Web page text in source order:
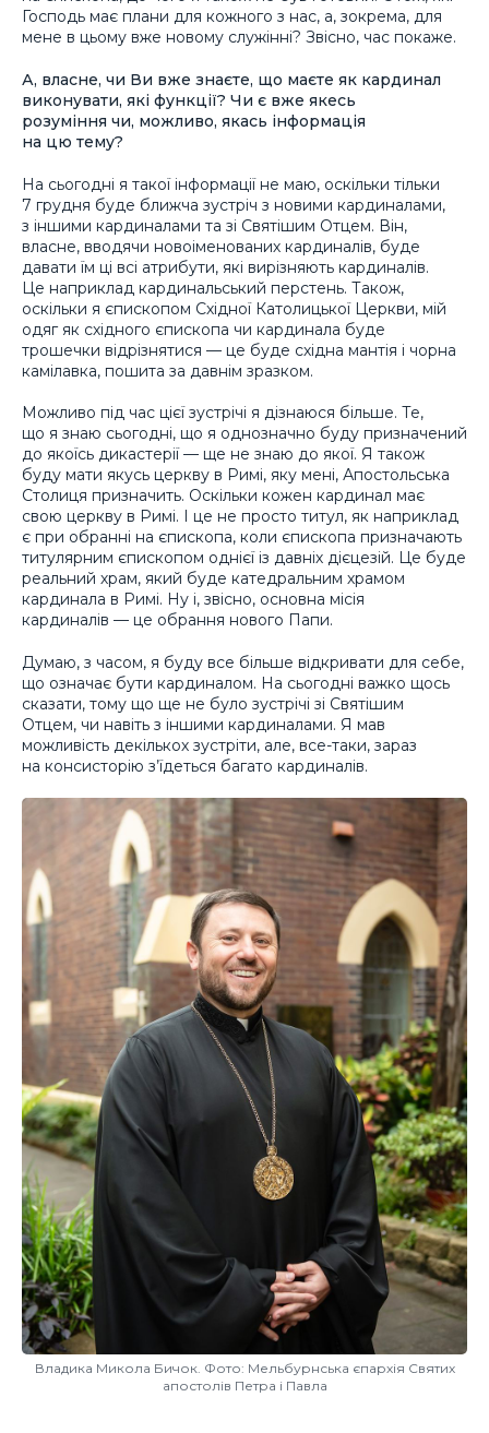
Господь має плани для кожного з нас, а, зокрема, для
мене в цьому вже новому служінні? Звісно, час покаже.
А, власне, чи Ви вже знаєте, що маєте як кардинал
виконувати, які функції? Чи є вже якесь
розуміння чи, можливо, якась інформація
на цю тему?
На сьогодні я такої інформації не маю, оскільки тільки
7 грудня буде ближча зустріч з новими кардиналами,
з іншими кардиналами та зі Святішим Отцем. Він,
власне, вводячи новоіменованих кардиналів, буде
давати їм ці всі атрибути, які вирізняють кардиналів.
Це наприклад кардинальський перстень. Також,
оскільки я єпископом Східної Католицької Церкви, мій
одяг як східного єпископа чи кардинала буде
трошечки відрізнятися — це буде східна мантія і чорна
камілавка, пошита за давнім зразком.
Можливо під час цієї зустрічі я дізнаюся більше. Те,
що я знаю сьогодні, що я однозначно буду призначений
до якоїсь дикастерії — ще не знаю до якої. Я також
буду мати якусь церкву в Римі, яку мені, Апостольська
Столиця призначить. Оскільки кожен кардинал має
свою церкву в Римі. І це не просто титул, як наприклад
є при обранні на єпископа, коли єпископа призначають
титулярним єпископом однієї із давніх дієцезій. Це буде
реальний храм, який буде катедральним храмом
кардинала в Римі. Ну і, звісно, основна місія
кардиналів — це обрання нового Папи.
Думаю, з часом, я буду все більше відкривати для себе,
що означає бути кардиналом. На сьогодні важко щось
сказати, тому що ще не було зустрічі зі Святішим
Отцем, чи навіть з іншими кардиналами. Я мав
можливість декількох зустріти, але, все-таки, зараз
на консисторію з’їдеться багато кардиналів.
Владика Микола Бичок. Фото: Мельбурнська єпархія Святих
апостолів Петра і Павла